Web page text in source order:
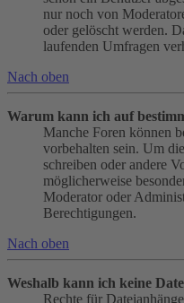
nur noch von
oder gelöscht werden.
laufenden Umfragen
Nach oben
Warum kann ich auf
Manche Foren können
vorbehalten sein. Um
schreiben oder andere
möglicherweise
Moderator oder
Berechtigungen.
Nach oben
Weshalb kann ich keine
Rechte für